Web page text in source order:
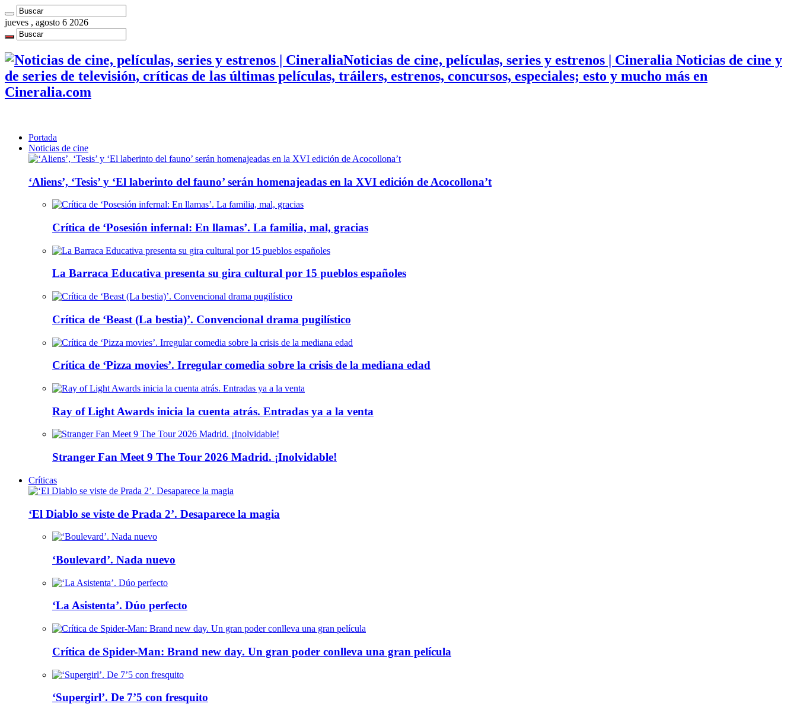
jueves , agosto 6 2026
Noticias de cine, películas, series y estrenos | Cineralia Noticias de cine y
de series de televisión, críticas de las últimas películas, tráilers, estrenos, concursos, especiales; esto y mucho más en
Cineralia.com
Portada
Noticias de cine
‘Aliens’, ‘Tesis’ y ‘El laberinto del fauno’ serán homenajeadas en la XVI edición de Acocollona’t
Crítica de ‘Posesión infernal: En llamas’. La familia, mal, gracias
La Barraca Educativa presenta su gira cultural por 15 pueblos españoles
Crítica de ‘Beast (La bestia)’. Convencional drama pugilístico
Crítica de ‘Pizza movies’. Irregular comedia sobre la crisis de la mediana edad
Ray of Light Awards inicia la cuenta atrás. Entradas ya a la venta
Stranger Fan Meet 9 The Tour 2026 Madrid. ¡Inolvidable!
Críticas
‘El Diablo se viste de Prada 2’. Desaparece la magia
‘Boulevard’. Nada nuevo
‘La Asistenta’. Dúo perfecto
Crítica de Spider-Man: Brand new day. Un gran poder conlleva una gran película
‘Supergirl’. De 7’5 con fresquito